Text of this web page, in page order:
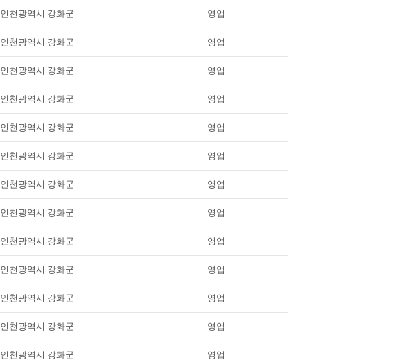
인천광역시 강화군 영업
인천광역시 강화군 영업
인천광역시 강화군 영업
인천광역시 강화군 영업
인천광역시 강화군 영업
인천광역시 강화군 영업
인천광역시 강화군 영업
인천광역시 강화군 영업
인천광역시 강화군 영업
인천광역시 강화군 영업
인천광역시 강화군 영업
인천광역시 강화군 영업
인천광역시 강화군 영업